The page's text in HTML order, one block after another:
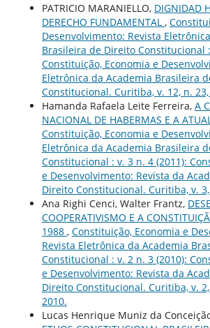
PATRICIO MARANIELLO, DIGNIDAD
DERECHO FUNDAMENTAL ,
Desenvolvimento: Revista
Brasileira de Direito Constitucional
Constituição, Economia e
Eletrônica da Academia Brasileira
Constitucional. Curitiba, v. 12, n.
Hamanda Rafaela Leite Ferreira, A
NACIONAL DE HABERMAS E A
Constituição, Economia e
Eletrônica da Academia Brasileira
Constitucional : v. 3 n. 4 (2011):
e Desenvolvimento: Revista da
Direito Constitucional. Curitiba, v.
Ana Righi Cenci, Walter Frantz,
COOPERATIVISMO E A
1988 , Constituição, Economia e
Revista Eletrônica da Academia
Constitucional : v. 2 n. 3 (2010):
e Desenvolvimento: Revista da
Direito Constitucional. Curitiba, v.
2010.
Lucas Henrique Muniz da